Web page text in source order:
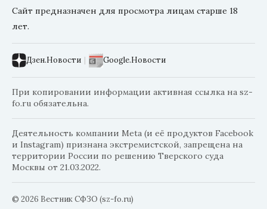
Сайт предназначен для просмотра лицам старше 18
лет.
Дзен.Новости | Google.Новости
При копировании информации активная ссылка на sz-
fo.ru обязательна.
Деятельность компании Meta (и её продуктов Facebook
и Instagram) признана экстремистской, запрещена на
территории России по решению Тверского суда
Москвы от 21.03.2022.
© 2026 Вестник СФЗО (sz-fo.ru)